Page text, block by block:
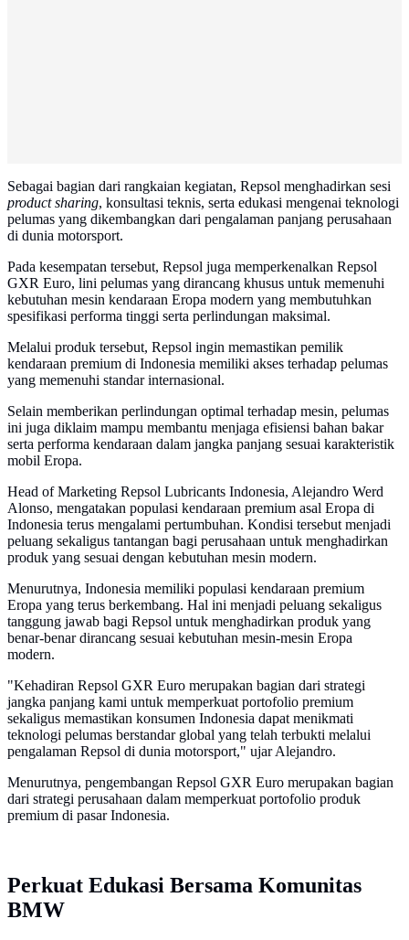
Sebagai bagian dari rangkaian kegiatan, Repsol menghadirkan sesi
product sharing, konsultasi teknis, serta edukasi mengenai teknologi
pelumas yang dikembangkan dari pengalaman panjang perusahaan
di dunia motorsport.
Pada kesempatan tersebut, Repsol juga memperkenalkan Repsol
GXR Euro, lini pelumas yang dirancang khusus untuk memenuhi
kebutuhan mesin kendaraan Eropa modern yang membutuhkan
spesifikasi performa tinggi serta perlindungan maksimal.
Melalui produk tersebut, Repsol ingin memastikan pemilik
kendaraan premium di Indonesia memiliki akses terhadap pelumas
yang memenuhi standar internasional.
Selain memberikan perlindungan optimal terhadap mesin, pelumas
ini juga diklaim mampu membantu menjaga efisiensi bahan bakar
serta performa kendaraan dalam jangka panjang sesuai karakteristik
mobil Eropa.
Head of Marketing Repsol Lubricants Indonesia, Alejandro Werd
Alonso, mengatakan populasi kendaraan premium asal Eropa di
Indonesia terus mengalami pertumbuhan. Kondisi tersebut menjadi
peluang sekaligus tantangan bagi perusahaan untuk menghadirkan
produk yang sesuai dengan kebutuhan mesin modern.
Menurutnya, Indonesia memiliki populasi kendaraan premium
Eropa yang terus berkembang. Hal ini menjadi peluang sekaligus
tanggung jawab bagi Repsol untuk menghadirkan produk yang
benar-benar dirancang sesuai kebutuhan mesin-mesin Eropa
modern.
"Kehadiran Repsol GXR Euro merupakan bagian dari strategi
jangka panjang kami untuk memperkuat portofolio premium
sekaligus memastikan konsumen Indonesia dapat menikmati
teknologi pelumas berstandar global yang telah terbukti melalui
pengalaman Repsol di dunia motorsport," ujar Alejandro.
Menurutnya, pengembangan Repsol GXR Euro merupakan bagian
dari strategi perusahaan dalam memperkuat portofolio produk
premium di pasar Indonesia.
Perkuat Edukasi Bersama Komunitas
BMW